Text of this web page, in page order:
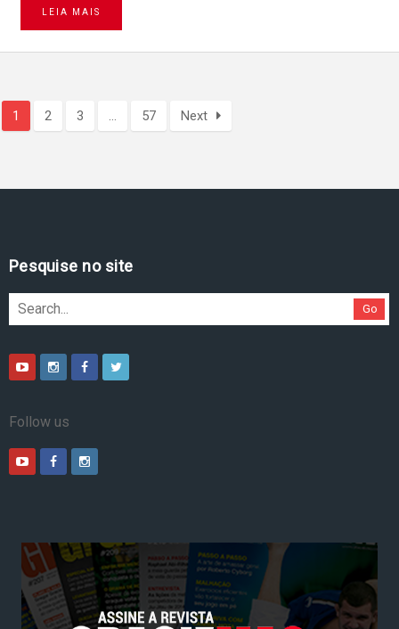
LEIA MAIS
1 2 3 … 57 Next
Pesquise no site
Go
Follow us